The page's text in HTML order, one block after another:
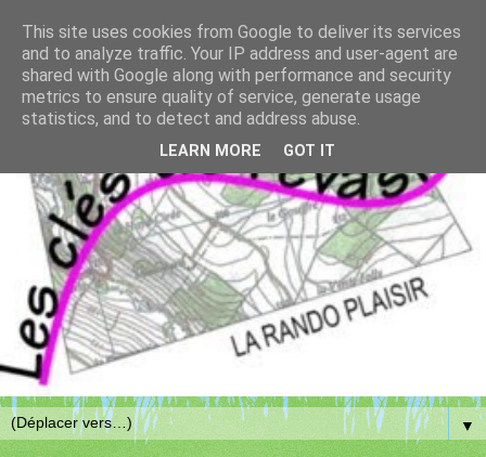
▼
This site uses cookies from Google to deliver its services
and to analyze traffic. Your IP address and user-agent are
shared with Google along with performance and security
metrics to ensure quality of service, generate usage
statistics, and to detect and address abuse.
LEARN MORE GOT IT